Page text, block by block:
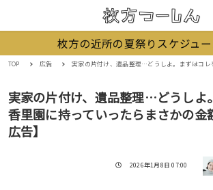
枚方の近所の夏祭りスケジュ
TOP 広告 実家の片付け、遺品整理…どうしよ。まずはコレを香里園に持っていったらまさ
実家の片付け、遺品整理…どうしよ
香里園に持っていったらまさかの金
広告】
投稿日
2026年1月8日 07:00 著